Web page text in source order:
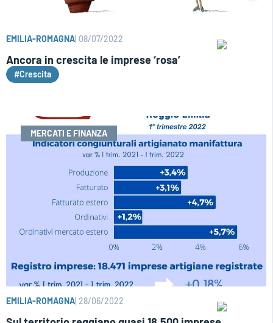
EMILIA-ROMAGNA 08/07/2022
Ancora in crescita le imprese ‘rosa’
#Crescita
MERCATI E FINANZA
EMILIA-ROMAGNA 28/06/2022